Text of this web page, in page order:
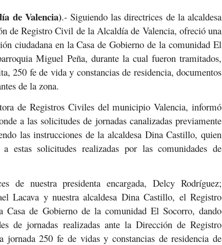
de Valencia).- Siguiendo las directrices de la alcaldesa
de Registro Civil de la Alcaldía de Valencia, ofreció una
ciudadana en la Casa de Gobierno de la comunidad El
Miguel Peña, durante la cual fueron tramitados,
250 fe de vida y constancias de residencia, documentos
de la zona.
de Registros Civiles del municipio Valencia, informó
a las solicitudes de jornadas canalizadas previamente
las instrucciones de la alcaldesa Dina Castillo, quien
estas solicitudes realizadas por las comunidades de
de nuestra presidenta encargada, Delcy Rodríguez;
Lacava y nuestra alcaldesa Dina Castillo, el Registro
Casa de Gobierno de la comunidad El Socorro, dando
de jornadas realizadas ante la Dirección de Registro
jornada 250 fe de vidas y constancias de residencia de